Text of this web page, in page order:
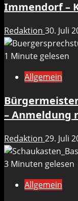
Immendorf –
Redaktion 30. Juli
1 Minute gelesen
Allgemein
– Anmeldung
Redaktion 29. Juli
3 Minuten gelesen
Allgemein